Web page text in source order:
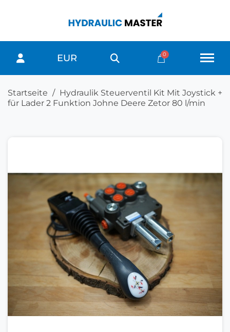
EUR
Startseite
Hydraulik Steuerventil Kit Mit Joystick +
für Lader 2 Funktion Johne Deere Zetor 80 l/min